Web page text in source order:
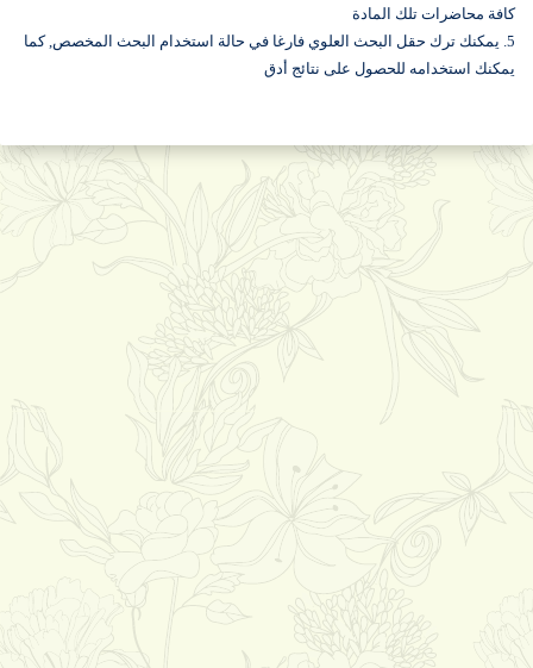
كافة محاضرات تلك المادة
5. يمكنك ترك حقل البحث العلوي فارغا في حالة استخدام البحث المخصص, كما
يمكنك استخدامه للحصول على نتائج أدق